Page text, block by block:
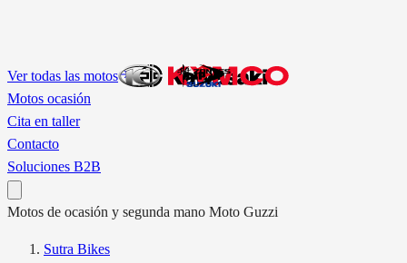
Ver todas las motos
Motos ocasión
Cita en taller
Contacto
Soluciones B2B
Motos de ocasión y segunda mano Moto Guzzi
Sutra Bikes